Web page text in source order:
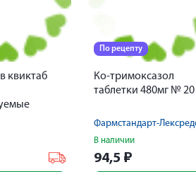
квиктаб
№14
По рецепту
Ко-тримоксазол
таблетки 480мг № 20
В наличии
94,5 ₽